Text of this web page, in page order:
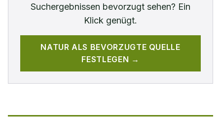
Suchergebnissen bevorzugt sehen? Ein
Klick genügt.
NATUR ALS BEVORZUGTE QUELLE
FESTLEGEN →